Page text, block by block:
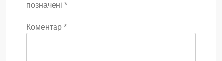
позначені *
Коментар *